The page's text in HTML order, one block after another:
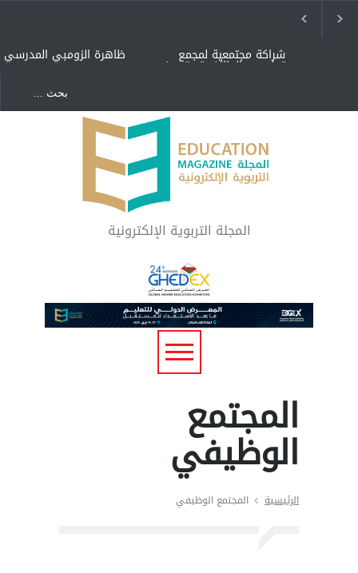
ظاهرة الزومبي المدرسي شراكة مجتمعية لمجمع
تعليمي بالطائف تستهدف
"كنت أنضرب ومافيني إلا
العافية" هل هذا مبرر
لاستمرار أسلوب التربية
المتوارث؟
لماذا تعد برامج توعية الأطفال
بخصوصية الجسد وقاية لا
فضول؟
المجلة التربوية الإلكترونية
المجتمع
الوظيفي
الرئيسية المجتمع الوظيفي